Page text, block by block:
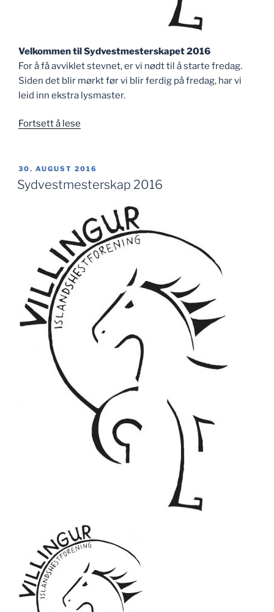
Velkommen til Sydvestmesterskapet 2016
For å få avviklet stevnet, er vi nødt til å starte fredag.
Siden det blir mørkt før vi blir ferdig på fredag, har vi
leid inn ekstra lysmaster.
Fortsett å lese
PUBLISERT
30. AUGUST 2016
Sydvestmesterskap 2016